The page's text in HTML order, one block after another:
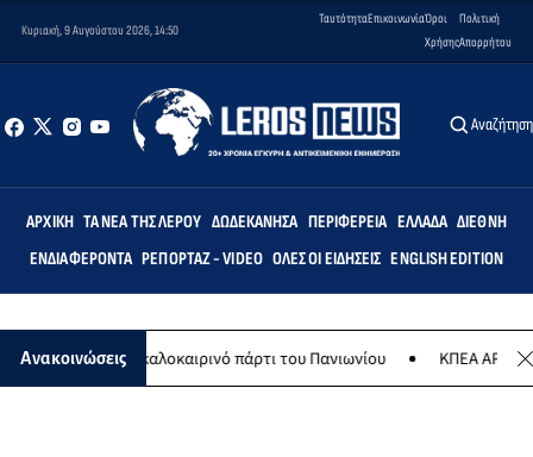
Κυριακή, 9 Αυγούστου 2026, 14:50
ΤαυτότηταΕπικοινωνίαΌροι
Χρήσης
Πολιτική
Απορρήτου
Αναζήτηση
ΑΡΧΙΚΉ ΤΑ ΝΈΑ ΤΗΣ ΛΈΡΟΥ ΔΩΔΕΚΆΝΗΣΑ ΠΕΡΙΦΈΡΕΙΑ ΕΛΛΆΔΑ ΔΙΕΘΝΉ
ΕΝΔΙΑΦΈΡΟΝΤΑ ΡΕΠΟΡΤΆΖ - VIDEO ΌΛΕΣ ΟΙ ΕΙΔΉΣΕΙΣ ENGLISH EDITION
Ανακοινώσειςτο καλοκαιρινό πάρτι του Πανιωνίου ΚΠΕΑ ΑΡΤΕΜΙΣ: